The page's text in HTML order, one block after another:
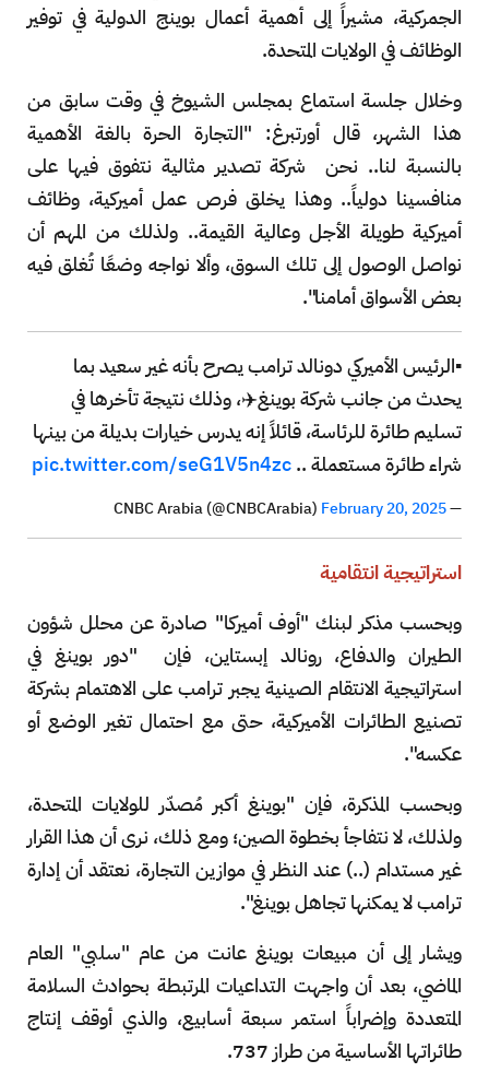
الجمركية، مشيراً إلى أهمية أعمال بوينج الدولية في توفير
الوظائف في الولايات المتحدة.
وخلال جلسة استماع بمجلس الشيوخ في وقت سابق من
هذا الشهر، قال أورتبرغ: "التجارة الحرة بالغة الأهمية
بالنسبة لنا.. نحن شركة تصدير مثالية نتفوق فيها على
منافسينا دولياً.. وهذا يخلق فرص عمل أميركية، وظائف
أميركية طويلة الأجل وعالية القيمة.. ولذلك من المهم أن
نواصل الوصول إلى تلك السوق، وألا نواجه وضعًا تُغلق فيه
بعض الأسواق أمامنا".
▪️الرئيس الأميركي دونالد ترامب يصرح بأنه غير سعيد بما
يحدث من جانب شركة بوينغ✈️، وذلك نتيجة تأخرها في
تسليم طائرة للرئاسة، قائلاً إنه يدرس خيارات بديلة من بينها
شراء طائرة مستعملة ..pic.twitter.com/seG1V5n4zc
— CNBC Arabia (@CNBCArabia)
February 20, 2025
استراتيجية انتقامية
وبحسب مذكر لبنك "أوف أميركا" صادرة عن محلل شؤون
الطيران والدفاع، رونالد إبستاين، فإن "دور بوينغ في
استراتيجية الانتقام الصينية يجبر ترامب على الاهتمام بشركة
تصنيع الطائرات الأميركية، حتى مع احتمال تغير الوضع أو
عكسه".
وبحسب المذكرة، فإن "بوينغ أكبر مُصدّر للولايات المتحدة،
ولذلك، لا نتفاجأ بخطوة الصين؛ ومع ذلك، نرى أن هذا القرار
غير مستدام (..) عند النظر في موازين التجارة، نعتقد أن إدارة
ترامب لا يمكنها تجاهل بوينغ".
ويشار إلى أن مبيعات بوينغ عانت من عام "سلبي" العام
الماضي، بعد أن واجهت التداعيات المرتبطة بحوادث السلامة
المتعددة وإضراباً استمر سبعة أسابيع، والذي أوقف إنتاج
طائراتها الأساسية من طراز 737.